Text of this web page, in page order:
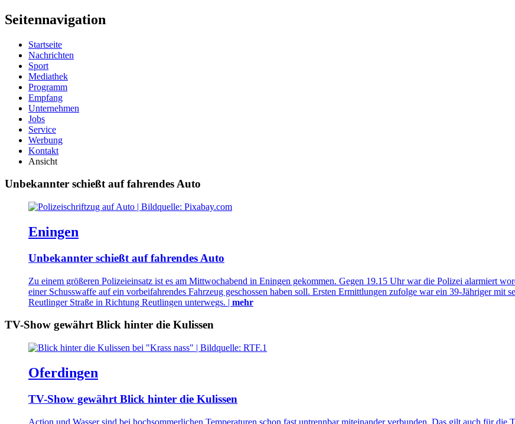
Seitennavigation
Startseite
Nachrichten
Sport
Mediathek
Programm
Empfang
Unternehmen
Jobs
Service
Werbung
Kontakt
Ansicht
Unbekannter schießt auf fahrendes Auto
Eningen
Unbekannter schießt auf fahrendes Auto
Zu einem größeren Polizeieinsatz ist es am Mittwochabend in Eningen gekommen. Gegen 19.15 Uhr war die Polizei alarmiert
einer Schusswaffe auf ein vorbeifahrendes Fahrzeug geschossen haben soll. Ersten Ermittlungen zufolge war ein 39-Jähriger mit
Reutlinger Straße in Richtung Reutlingen unterwegs. | mehr
TV-Show gewährt Blick hinter die Kulissen
Oferdingen
TV-Show gewährt Blick hinter die Kulissen
Action und Wasser sind bei hochsommerlichen Temperaturen schon fast untrennbar miteinander verbunden. Das gilt auch für die